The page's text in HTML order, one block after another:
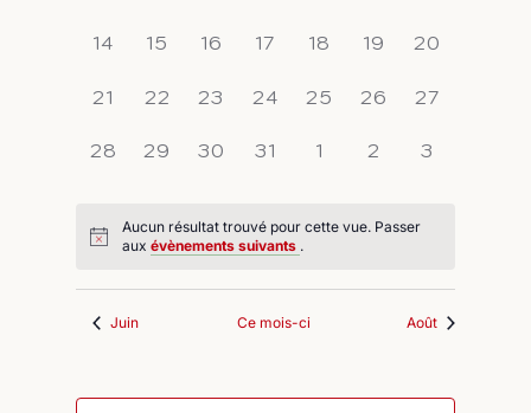
0
14
0
15
0
16
0
17
0
18
0
19
0
20
0
21
0
22
0
23
0
24
0
25
0
26
0
27
0
28
0
29
0
30
0
31
01
0
2
0
3
Aucun résultat trouvé pour cette vue. Passer
aux évènements suivants .
Juin Ce mois-ci Août